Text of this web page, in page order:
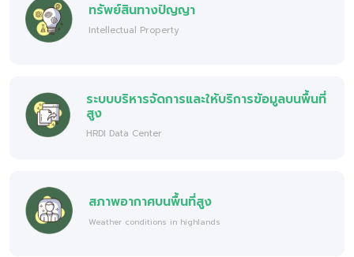
ทรัพย์สินทางปัญญา
Intellectual Property
ระบบบริหารจัดการและให้บริการข้อมูลบนพื้นที่
สูง
HRDI Data Center
สภาพอากาศบนพื้นที่สูง
Weather conditions in highlands